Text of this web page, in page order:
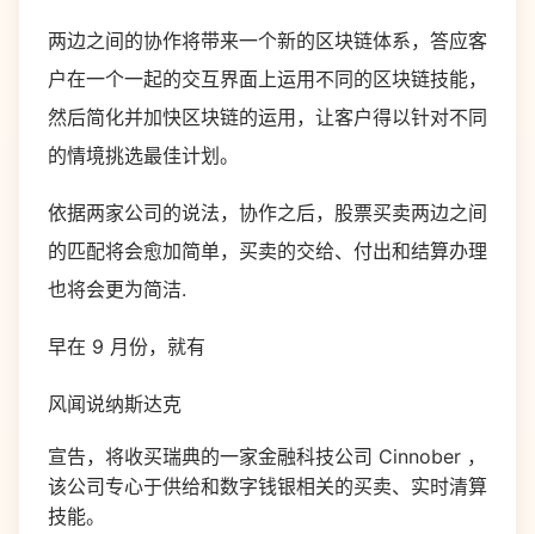
两边之间的协作将带来一个新的区块链体系，答应客
户在一个一起的交互界面上运用不同的区块链技能，
然后简化并加快区块链的运用，让客户得以针对不同
的情境挑选最佳计划。
依据两家公司的说法，协作之后，股票买卖两边之间
的匹配将会愈加简单，买卖的交给、付出和结算办理
也将会更为简洁.
早在 9 月份，就有
风闻说纳斯达克
宣告，将收买瑞典的一家金融科技公司 Cinnober ，
该公司专心于供给和数字钱银相关的买卖、实时清算
技能。